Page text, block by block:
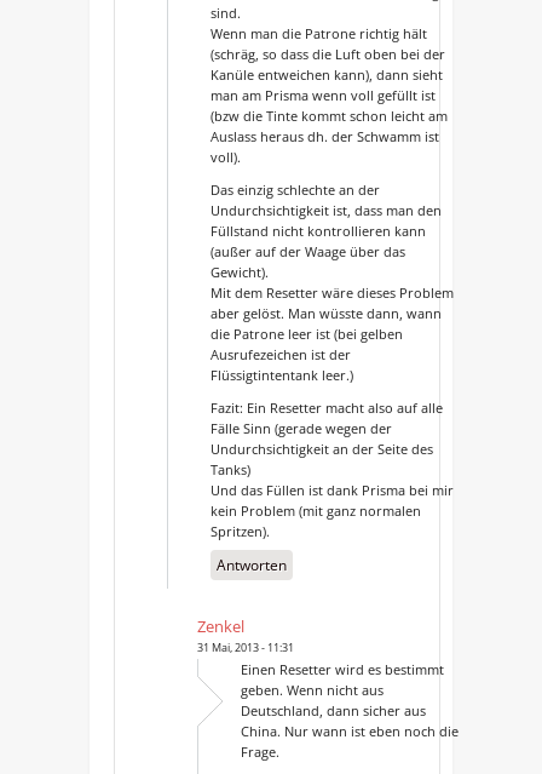
sind.
Wenn man die Patrone richtig hält
(schräg, so dass die Luft oben bei der
Kanüle entweichen kann), dann sieht
man am Prisma wenn voll gefüllt ist
(bzw die Tinte kommt schon leicht am
Auslass heraus dh. der Schwamm ist
voll).
Das einzig schlechte an der
Undurchsichtigkeit ist, dass man den
Füllstand nicht kontrollieren kann
(außer auf der Waage über das
Gewicht).
Mit dem Resetter wäre dieses Problem
aber gelöst. Man wüsste dann, wann
die Patrone leer ist (bei gelben
Ausrufezeichen ist der
Flüssigtintentank leer.)
Fazit: Ein Resetter macht also auf alle
Fälle Sinn (gerade wegen der
Undurchsichtigkeit an der Seite des
Tanks)
Und das Füllen ist dank Prisma bei mir
kein Problem (mit ganz normalen
Spritzen).
Antworten
Zenkel
31 Mai, 2013 - 11:31
Einen Resetter wird es bestimmt
geben. Wenn nicht aus
Deutschland, dann sicher aus
China. Nur wann ist eben noch die
Frage.